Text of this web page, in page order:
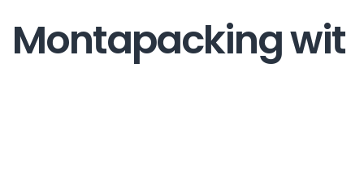
Montapacking wit